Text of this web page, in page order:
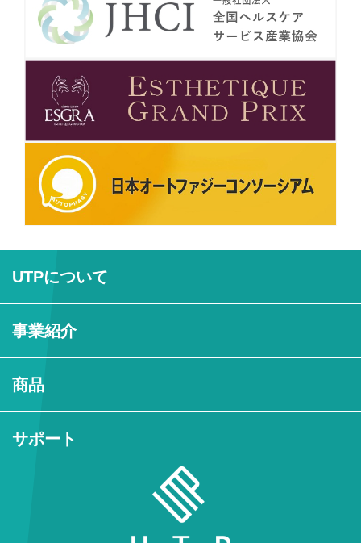
UTPについて
事業紹介
商品
サポート